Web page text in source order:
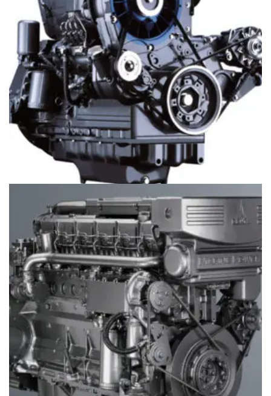
Động cơ Deutz FL912 (35-66 kW or 47-89 hp)
097.796.5752